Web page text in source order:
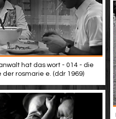
hat das wort - 014 - die
der rosmarie e. (ddr 1969)